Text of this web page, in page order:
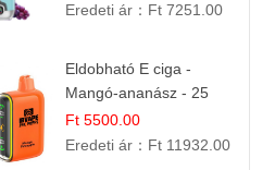
Eredeti ár： Ft 7251.00
Eldobható E ciga -
Mangó-ananász - 25
000 befújás
Ft 5500.00
Eredeti ár： Ft 11932.00